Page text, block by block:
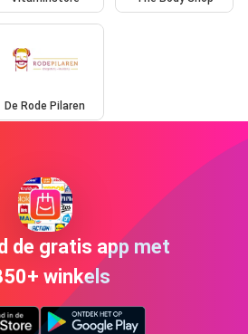
De Rode Pilaren
de gratis app met
winkels